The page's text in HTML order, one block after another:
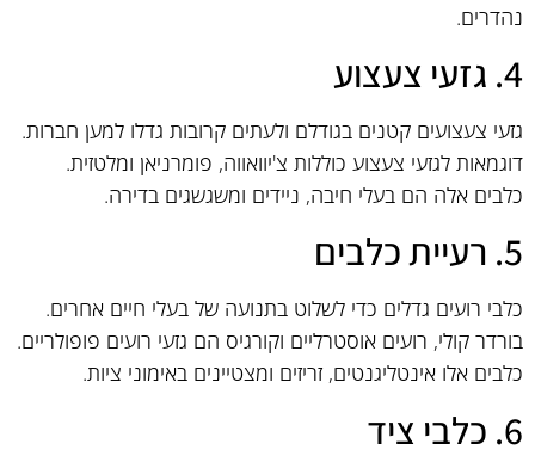
נהדרים.
4. גזעי צעצוע
גזעי צעצועים קטנים בגודלם ולעתים קרובות גדלו למען חברות.
דוגמאות לגזעי צעצוע כוללות צ'יוואווה, פומרניאן ומלטזית.
כלבים אלה הם בעלי חיבה, ניידים ומשגשגים בדירה.
5. רעיית כלבים
כלבי רועים גדלים כדי לשלוט בתנועה של בעלי חיים אחרים.
בורדר קולי, רועים אוסטרליים וקורגיס הם גזעי רועים פופולריים.
כלבים אלו אינטליגנטים, זריזים ומצטיינים באימוני ציות.
6. כלבי ציד